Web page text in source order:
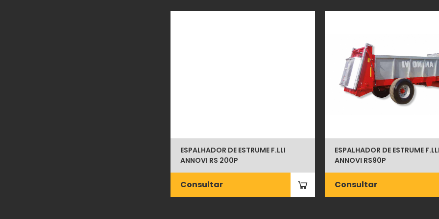
ESPALHADOR DE ESTRUME F.LLI
ANNOVI RS 200P
Consultar
ESPALHADOR DE ESTRUME
ANNOVI RS90P
Consultar